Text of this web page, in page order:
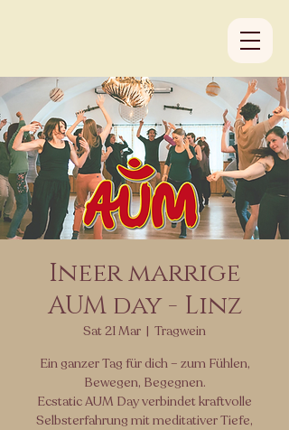
Ineer marrige
AUM day - Linz
Sat 21 Mar
  |
Tragwein
Ein ganzer Tag für dich – zum Fühlen,
Bewegen, Begegnen.
Ecstatic AUM Day verbindet kraftvolle
Selbsterfahrung mit meditativer Tiefe,